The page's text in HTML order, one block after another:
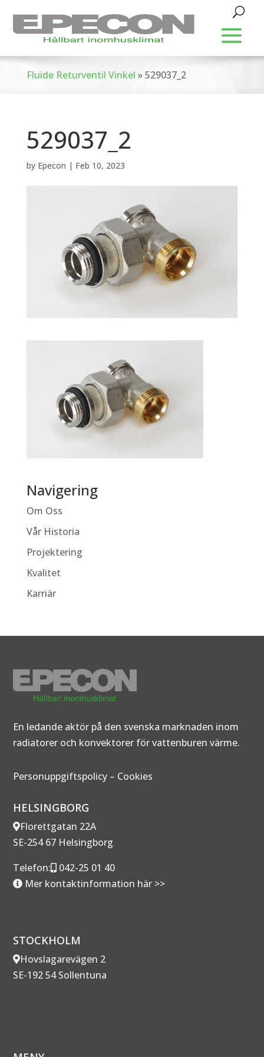
Fluide Returventil Vinkel »529037_2
529037_2
by Epecon | Feb 10, 2023
Navigering
Om Oss
Vår Historia
Projektering
Kvalitet
Karriär
En ledande aktör på den svenska marknaden inom
radiatorer och konvektorer för vattenburen värme.
Personuppgiftspolicy – Cookies
HELSINGBORG
Florettgatan 22A
SE-254 67 Helsingborg
Telefon:
042-25 01 40
Mer kontaktinformation här >>
STOCKHOLM
Hovslagarevägen 2
SE-192 54 Sollentuna